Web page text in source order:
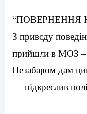
“ПОВЕРНЕННЯ
З приводу
прийшли в МОЗ –
Незабаром дам
–– підкреслив